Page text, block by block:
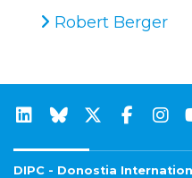
Robert Berger
DIPC - Donostia